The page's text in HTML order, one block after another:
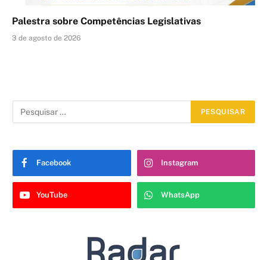
Palestra sobre Competências Legislativas
3 de agosto de 2026
Facebook Instagram
YouTube WhatsApp